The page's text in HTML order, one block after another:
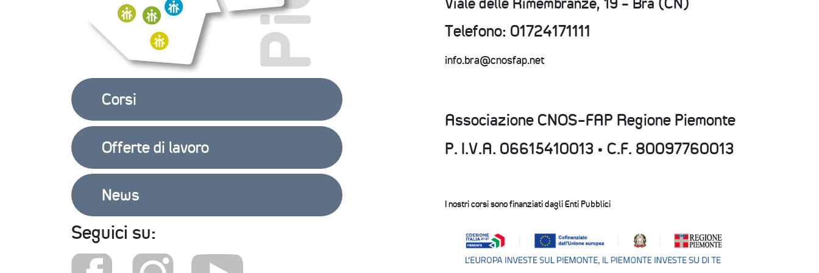
Corsi
Offerte di lavoro
News
Seguici su:
Telefono: 01724171111
info.bra@cnosfap.net
Associazione CNOS-FAP Regione Piemonte
P. I.V.A. 06615410013 • C.F. 80097760013
I nostri corsi sono finanziati dagli Enti Pubblici